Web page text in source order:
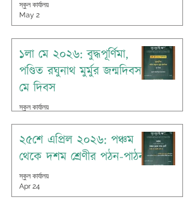
স্কুল কার্যালয়
May 2
১লা মে ২০২৬: বুদ্ধপূর্ণিমা,
পণ্ডিত রঘুনাথ মুর্মুর জন্মদিবস,
মে দিবস
স্কুল কার্যালয়
২৫শে এপ্রিল ২০২৬: পঞ্চম
থেকে দশম শ্রেণীর পঠন-পাঠন
স্কুল কার্যালয়
Apr 24